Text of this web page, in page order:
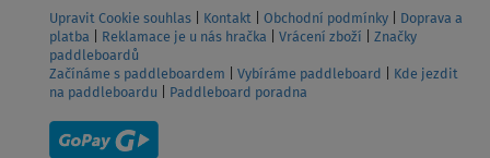
Upravit Cookie souhlas Kontakt Obchodní podmínky
Doprava a
platba
Reklamace je u nás hračka Vrácení zboží
Značky
paddleboardů
Začínáme s paddleboardem
Vybíráme paddleboard
Kde jezdit
na paddleboardu
Paddleboard poradna